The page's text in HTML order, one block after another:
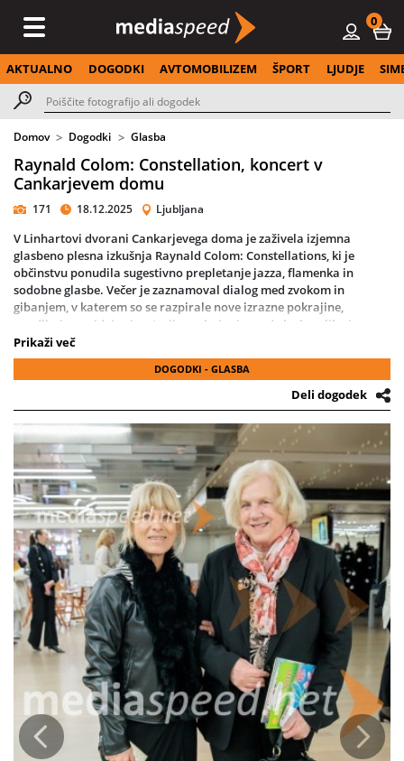
0
AKTUALNO DOGODKI AVTOMOBILIZEM ŠPORT LJUDJE
Domov Dogodki Glasba
Raynald Colom: Constellation, koncert v
Cankarjevem domu
171 18.12.2025 Ljubljana
V Linhartovi dvorani Cankarjevega doma je zaživela izjemna
glasbeno plesna izkušnja Raynald Colom: Constellations, ki je
občinstvu ponudila sugestivno prepletanje jazza, flamenka in
sodobne glasbe. Večer je zaznamoval dialog med zvokom in
gibanjem, v katerem so se razpirale nove izrazne pokrajine,
navdihnjene z idejo sinestezije prehajanja med glasbo, sliko in
telesom.
Osrednji ustvarjalec projekta, francoski trobentač Raynald Colom,
danes eden najvidnejših glasov evropskega jazza, je s svojo
prepoznavno, svetlo in hkrati poglobljeno glasbeno govorico
povezal jazzovsko improvizacijo z ritmično strukturo flamenka
bulería. Njegova interpretacija je našla močan odmev v vrhunski
zasedbi glasbenikov, ki so z izjemno občutljivostjo gradili napeto, a
tekočo glasbeno tkivo večera.
Posebno razsežnost je projektu dodala plesalka Urška Centa, ki je s
svojo telesno prezenco, ritmično natančnostjo in improvizacijskim
pristopom glasbo prevedla v gib. Njena interpretacija ni bila zgolj
plesna spremljava, temveč enakovreden del pripovedi, v kateri je
telo postalo nosilec ritma, pomena in čustev. Njeno delo je večeru
vdahnilo izrazito pripovedno noto ter odprlo prostor za subtilne, a
močne dialoge med zvokom in gibanjem.
Koncertno-performativni večer je nastal v okviru cikla Noches de
tablao, ki v Cankarjevem domu že od leta 2017 predstavlja sodobne
pristope k flamenku in njegovemu povezovanju z drugimi
umetniškimi žanri. Constellations je to poslanstvo uresničil v
polnosti kot srečanje tradicije in inovacije, lokalnega in
mednarodnega, glasbe in plesa.
Prikaži več
DOGODKI - GLASBA
Deli dogodek
Prejšnja